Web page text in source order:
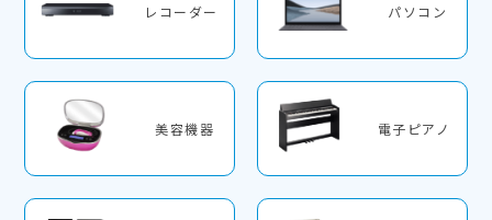
レコーダー パソコン
美容機器 電子ピアノ